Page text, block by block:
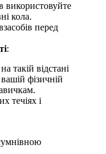
використовуйте
кола.
перед
:
такій відстані
фізичній
течіях і